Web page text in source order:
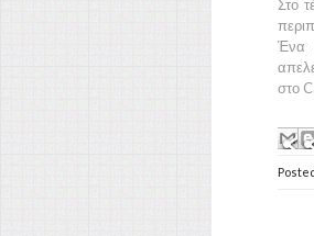
Στο
Ένα
στο